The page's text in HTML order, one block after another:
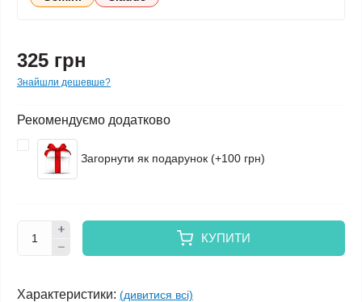
325 грн
Знайшли дешевше?
Рекомендуємо додатково
Загорнути як подарунок (+100 грн)
КУПИТИ
Характеристики: (дивитися всі)